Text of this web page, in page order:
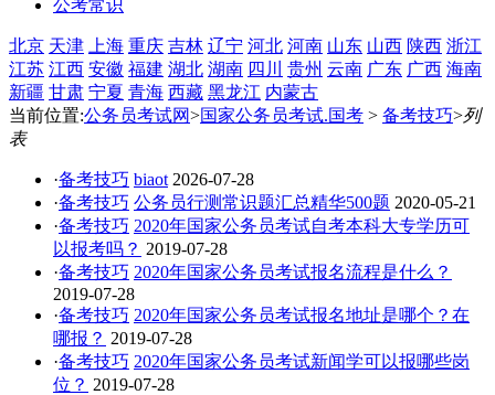
公考常识
北京 天津 上海 重庆 吉林 辽宁 河北 河南 山东 山西 陕西 浙江
江苏 江西 安徽 福建 湖北 湖南 四川 贵州 云南 广东 广西 海南
新疆 甘肃 宁夏 青海 西藏 黑龙江 内蒙古
当前位置:公务员考试网>国家公务员考试.国考 > 备考技巧>列
表
·备考技巧 biaot 2026-07-28
·备考技巧 公务员行测常识题汇总精华500题 2020-05-21
·备考技巧 2020年国家公务员考试自考本科大专学历可
以报考吗？ 2019-07-28
·备考技巧 2020年国家公务员考试报名流程是什么？
2019-07-28
·备考技巧 2020年国家公务员考试报名地址是哪个？在
哪报？ 2019-07-28
·备考技巧 2020年国家公务员考试新闻学可以报哪些岗
位？ 2019-07-28